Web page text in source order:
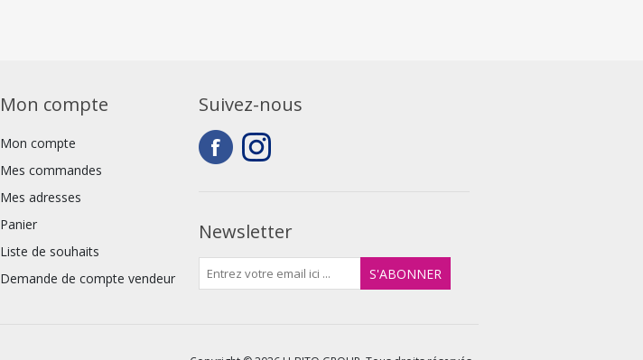
Mon compte
Mon compte
Mes commandes
Mes adresses
Panier
Liste de souhaits
Demande de compte vendeur
Suivez-nous
Newsletter